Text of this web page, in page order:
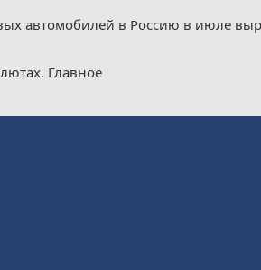
автомобилей в Россию в июле
Главное